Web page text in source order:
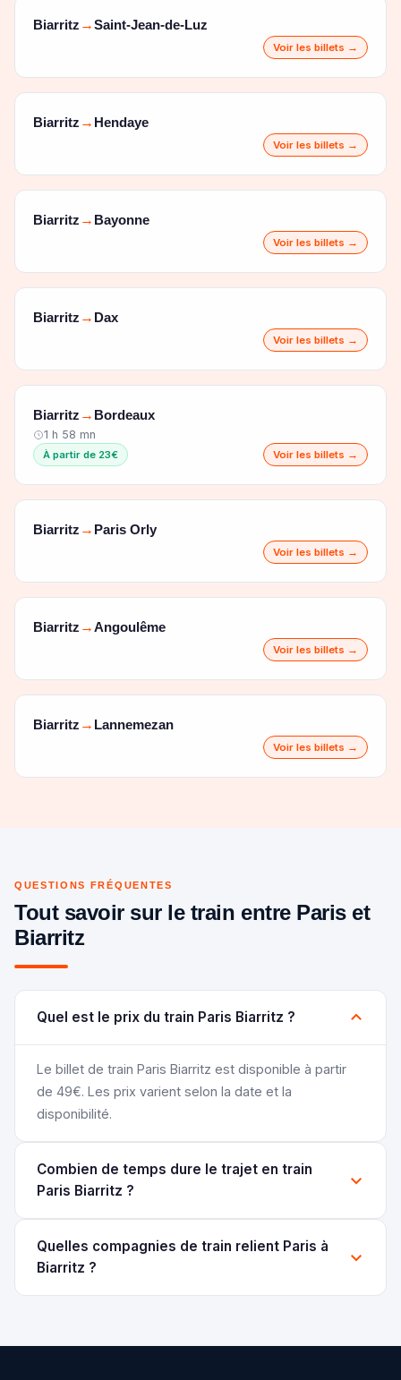
Biarritz →Saint-Jean-de-Luz
Voir les billets →
Biarritz → Hendaye
Voir les billets →
Biarritz → Bayonne
Voir les billets →
Biarritz → Dax
Voir les billets →
Biarritz → Bordeaux
1 h 58 mn
À partir de 23€ Voir les billets →
Biarritz → Paris Orly
Voir les billets →
Biarritz →Angoulême
Voir les billets →
Biarritz → Lannemezan
Voir les billets →
QUESTIONS FRÉQUENTES
Tout savoir sur le train entre Paris et
Biarritz
Quel est le prix du train Paris Biarritz ?
Le billet de train Paris Biarritz est disponible à partir
de 49€. Les prix varient selon la date et la
disponibilité.
Combien de temps dure le trajet en train
Paris Biarritz ?
Quelles compagnies de train relient Paris à
Biarritz ?